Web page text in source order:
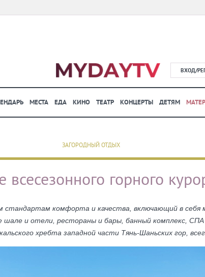
ВХОД/
МЕСТА ЕДА КИНО ТЕАТР КОНЦЕРТЫ ДЕТЯМ
ЗАГОРОДНЫЙ ОТДЫХ
всесезонного горного
комфорта и качества, включающий в себя
и отели, рестораны и бары, банный комплекс, СПА
хребта западной части Тянь-Шаньских гор,